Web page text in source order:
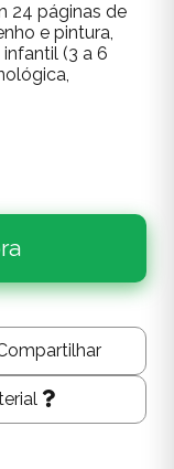
24 páginas de
e pintura,
(3 a 6